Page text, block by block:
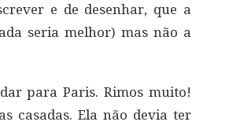
e de desenhar, que a
seria melhor) mas não a
para Paris. Rimos muito!
casadas. Ela não devia ter